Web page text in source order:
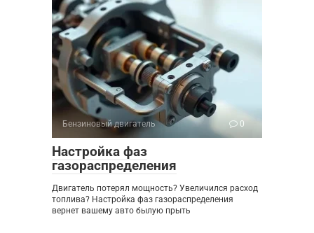
Бензиновый двигатель 0
Настройка фаз
газораспределения
Двигатель потерял мощность? Увеличился расход
топлива? Настройка фаз газораспределения
вернет вашему авто былую прыть